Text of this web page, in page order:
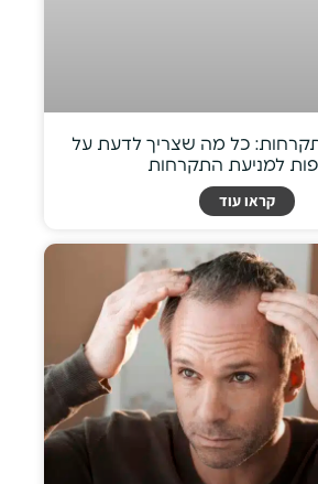
כל מה שצריך לדעת על
למניעת התקרחות
קראו עוד